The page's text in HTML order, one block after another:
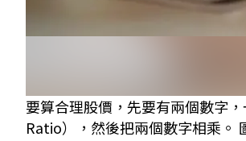
要算合理股價，先要有兩個數字
Ratio），然後把兩個數字相乘。